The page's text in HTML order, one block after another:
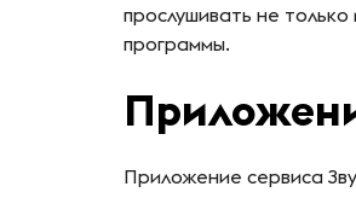
прослушивать не
программы.
Приложение сервиса